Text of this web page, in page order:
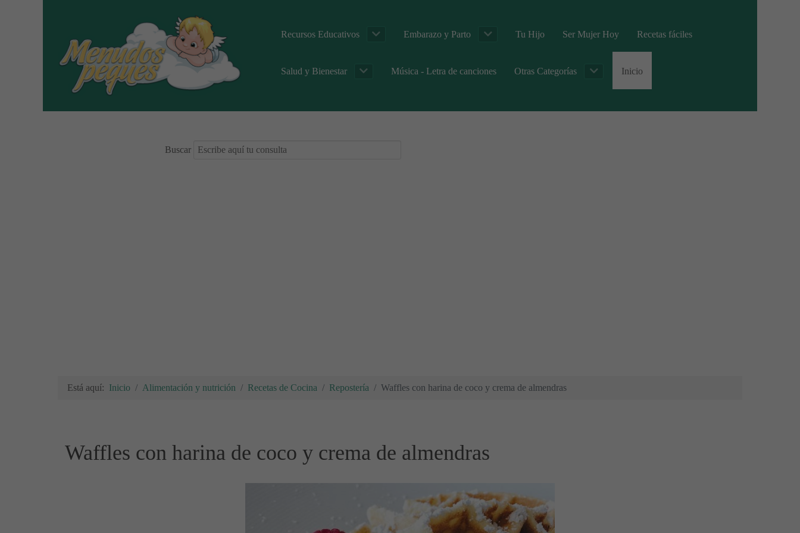
Recursos Educativos Embarazo y Parto Tu Hijo Ser Mujer Hoy Recetas fáciles
Salud y Bienestar Música - Letra de canciones Otras Categorías Inicio
Buscar
Está aquí: Inicio Alimentación y nutrición Recetas de Cocina Repostería Waffles con harina de coco y crema de almendras
Waffles con harina de coco y crema de almendras